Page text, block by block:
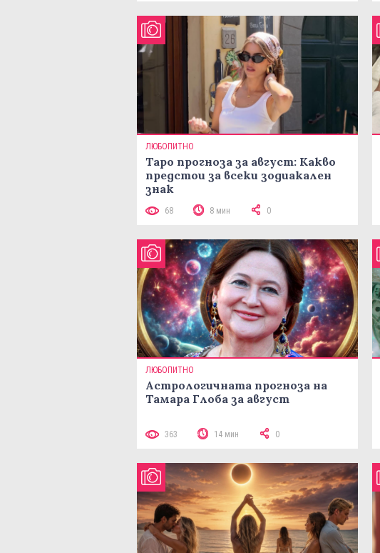
ЛЮБОПИТНО
Таро прогноза за август: Какво
предстои за всеки зодиакален
знак
68 8 мин 0
ЛЮБОПИТНО
Астрологичната прогноза на
Тамара Глоба за август
363 14 мин 0